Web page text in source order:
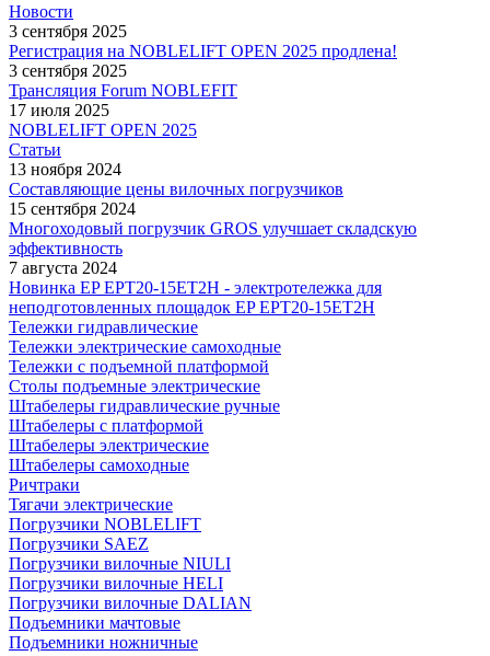
Новости
3 сентября 2025
Регистрация на NOBLELIFT OPEN 2025 продлена!
3 сентября 2025
Трансляция Forum NOBLEFIT
17 июля 2025
NOBLELIFT OPEN 2025
Статьи
13 ноября 2024
Составляющие цены вилочных погрузчиков
15 сентября 2024
Многоходовый погрузчик GROS улучшает складскую
эффективность
7 августа 2024
Новинка EP EPT20-15ET2H - электротележка для
неподготовленных площадок EP EPT20-15ET2H
Тележки гидравлические
Тележки электрические самоходные
Тележки с подъемной платформой
Столы подъемные электрические
Штабелеры гидравлические ручные
Штабелеры с платформой
Штабелеры электрические
Штабелеры самоходные
Ричтраки
Тягачи электрические
Погрузчики NOBLELIFT
Погрузчики SAEZ
Погрузчики вилочные NIULI
Погрузчики вилочные HELI
Погрузчики вилочные DALIAN
Подъемники мачтовые
Подъемники ножничные